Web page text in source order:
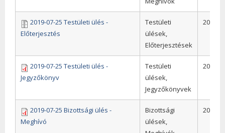
2019-07-25 Testületi ülés -
Előterjesztés
Testületi
ülések,
Előterjesztések
2019
2019-07-25 Testületi ülés -
Jegyzőkönyv
Testületi
ülések,
Jegyzőkönyvek
2019
2019-07-25 Bizottsági ülés -
Meghívó
Bizottsági
ülések,
2019